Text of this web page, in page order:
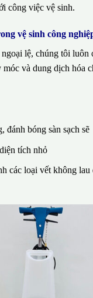
công việc vệ sinh.
vệ sinh công
lệ, chúng tôi luôn
và dung dịch hóa
đánh bóng sàn sạch sẽ
tích nhỏ
các loại vết không